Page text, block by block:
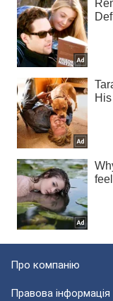
Про компанію
Правова інформація